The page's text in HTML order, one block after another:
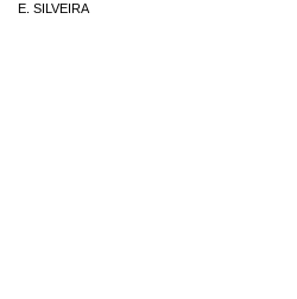
E. SILVEIRA